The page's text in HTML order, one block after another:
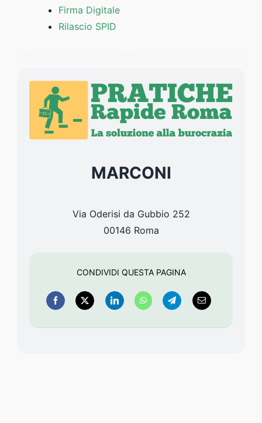
Firma Digitale
Rilascio SPID
MARCONI
Via Oderisi da Gubbio 252
00146 Roma
CONDIVIDI QUESTA PAGINA